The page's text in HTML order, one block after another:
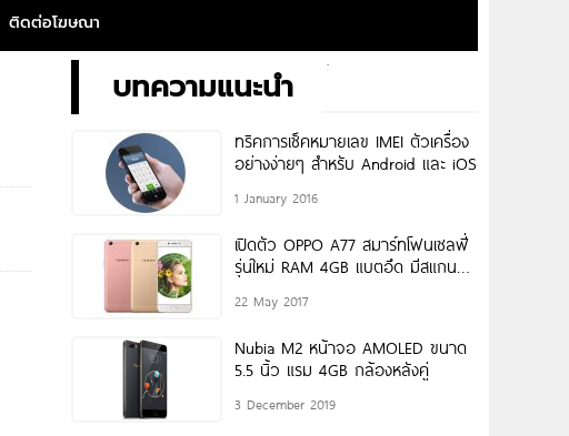
ติดต่อโฆษณา
บทความแนะนำ
ทริคการเช็คหมายเลข IMEI ตัวเครื่อง
อย่างง่ายๆ สำหรับ Android และ iOS
1 January 2016
เปิดตัว OPPO A77 สมาร์ทโฟนเซลฟี่
รุ่นใหม่ RAM 4GB แบตอึด มีสแกนนิ้ว
22 May 2017
Nubia M2 หน้าจอ AMOLED ขนาด
5.5 นิ้ว แรม 4GB กล้องหลังคู่
3 December 2019